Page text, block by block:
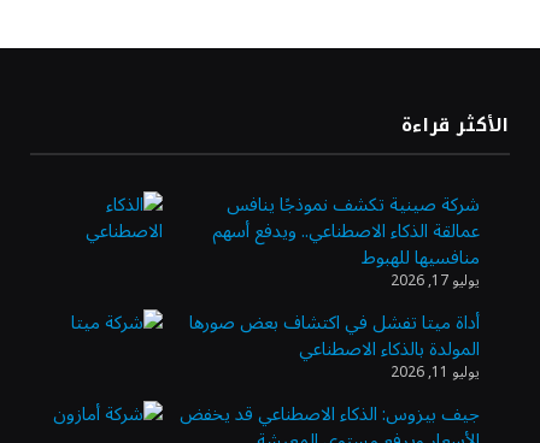
«طيران الرياض» يدشن أولى رحلاته إلى مومباي
ويضيف الوجهة التشغيلية الثامنة
وزير الاستثمار: الموافقة على رخصة مزاولة
الأنشطة المالية عابرة الحدود تطوير للبيئة
الاستثمارية
الذهب يسجل أعلى مستوى في أسبوعين بدعم
من تراجع الدولار
الأكثر قراءة
شركة صينية تكشف نموذجًا ينافس
عمالقة الذكاء الاصطناعي.. ويدفع أسهم
منافسيها للهبوط
يوليو 17, 2026
أداة ميتا تفشل في اكتشاف بعض صورها
المولدة بالذكاء الاصطناعي
يوليو 11, 2026
جيف بيزوس: الذكاء الاصطناعي قد يخفض